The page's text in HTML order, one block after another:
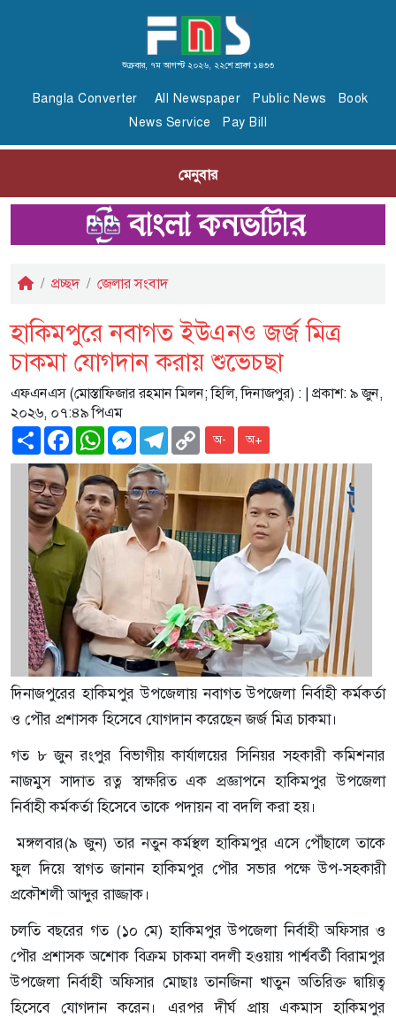
শুক্রবার, ৭ম আগস্ট ২০২৬, ২২শে শ্রাবণ ১৪৩৩
Bangla Converter All Newspaper Public News
Book
News Service
Pay Bill
মেনুবার
প্রচ্ছদ জেলার সংবাদ
হাকিমপুরে নবাগত ইউএনও জর্জ মিত্র
চাকমা যোগদান করায় শুভেচছা
এফএনএস (মোস্তাফিজার রহমান মিলন; হিলি, দিনাজপুর) : | প্রকাশ: ৯ জুন,
২০২৬, ০৭:৪৯ পিএম
ShareFacebookWhatsAppMessenger
Telegram
Copy
Link
অ- অ+
দিনাজপুরের হাকিমপুর উপজেলায় নবাগত উপজেলা নির্বাহী কর্মকর্তা
ও পৌর প্রশাসক হিসেবে যোগদান করেছেন জর্জ মিত্র চাকমা।
গত ৮ জুন রংপুর বিভাগীয় কার্যালয়ের সিনিয়র সহকারী কমিশনার
নাজমুস সাদাত রত্ন স্বাক্ষরিত এক প্রজ্ঞাপনে হাকিমপুর উপজেলা
নির্বাহী কর্মকর্তা হিসেবে তাকে পদায়ন বা বদলি করা হয়।
মঙ্গলবার(৯ জুন) তার নতুন কর্মস্থল হাকিমপুর এসে পৌঁছালে তাকে
ফুল দিয়ে স্বাগত জানান হাকিমপুর পৌর সভার পক্ষে উপ-সহকারী
প্রকৌশলী আব্দুর রাজ্জাক।
চলতি বছরের গত (১০ মে) হাকিমপুর উপজেলা নির্বাহী অফিসার ও
পৌর প্রশাসক অশোক বিক্রম চাকমা বদলী হওয়ায় পার্শ্ববর্তী বিরামপুর
উপজেলা নির্বাহী অফিসার মোছাঃ তানজিনা খাতুন অতিরিক্ত দ্বায়িত্ব
হিসেবে যোগদান করেন। এরপর দীর্ঘ প্রায় একমাস হাকিমপুর